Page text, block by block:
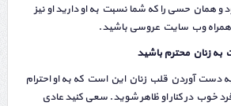
همان حسی را که شما نسبت به او دارید او نیز
وب سایت عروسی باشید.
دست آوردن قلب زنان این است که به او احترام
خوب در کنار او ظاهر شوید. سعی کنید عادی